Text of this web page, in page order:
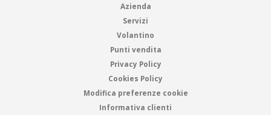
Azienda
Servizi
Volantino
Punti vendita
Privacy Policy
Cookies Policy
Modifica preferenze cookie
Informativa clienti